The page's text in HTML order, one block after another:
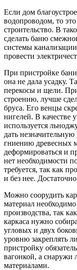
Если дом
водопроводом, то
строительство. В
сделать баню
системы
провести
При пристройке
она не дала усадку.
перекосы и щели.
строению, лучше
бруса. Его венцы
нигелей. В качестве
используется
дать
гниению древесных
деформироваться и
нет необходимости
требуется, так как
и без нее.
Можно соорудить
материал
производства, так
каркаса нужно
угловых и двух
уровню закреплять
пристройку
вагонкой, а
материалами.